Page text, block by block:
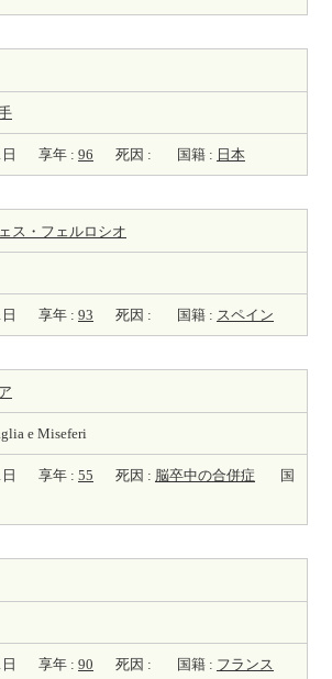
享年 : 96 死因 : 国籍 : 日本
ス・フェルロシオ
享年 : 93 死因 : 国籍 : スペイン
e Miseferi
享年 : 55 死因 : 脳卒中の合併症
国
享年 : 90 死因 : 国籍 : フランス